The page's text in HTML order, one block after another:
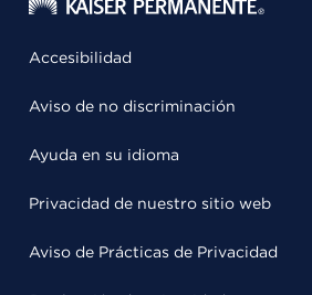
Accesibilidad
Aviso de no discriminación
Ayuda en su idioma
Privacidad de nuestro sitio web
Aviso de Prácticas de Privacidad